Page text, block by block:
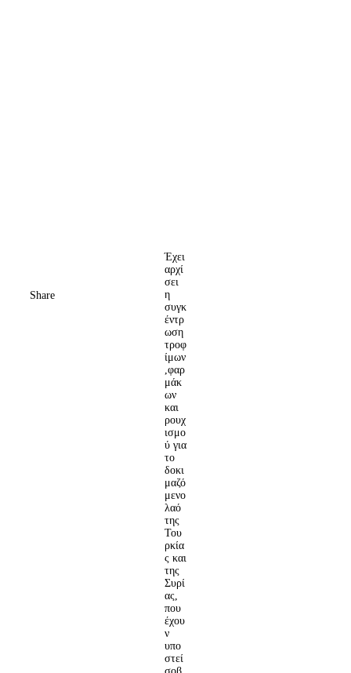
Share
Έχει
αρχί
σει
η
συγκ
έντρ
ωση
τροφ
ίμων
,φαρ
μάκ
ων
και
ρουχ
ισμο
ύ για
το
δοκι
μαζό
μενο
λαό
της
Του
ρκία
ς και
της
Συρί
ας,
που
έχου
ν
υπο
στεί